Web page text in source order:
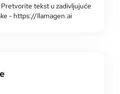
Pretvorite tekst u zadivljujuće
- https://llamagen.ai